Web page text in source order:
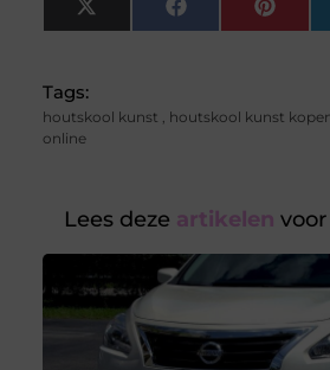
X
(Twitter)
Facebook
Tags:
houtskool kunst , houtskool kunst
online
Lees deze artikelen